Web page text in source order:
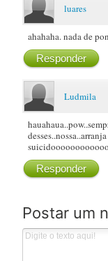
luares
ahahaha. nada de
Responder
Ludmila
Responder
Postar um